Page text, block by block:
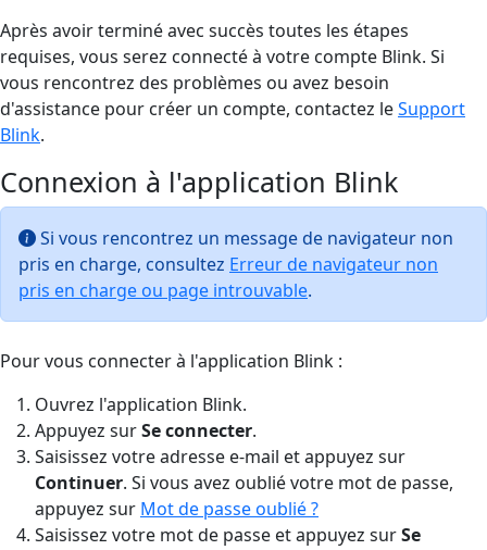
Après avoir terminé avec succès toutes les étapes
requises, vous serez connecté à votre compte Blink. Si
vous rencontrez des problèmes ou avez besoin
d'assistance pour créer un compte, contactez leSupport
Blink.
Connexion à l'application Blink
Si vous rencontrez un message de navigateur non
pris en charge, consultez Erreur de navigateur non
pris en charge ou page introuvable.
Pour vous connecter à l'application Blink :
Ouvrez l'application Blink.
Appuyez surSe connecter.
Saisissez votre adresse e-mail et appuyez sur
Continuer. Si vous avez oublié votre mot de passe,
appuyez sur Mot de passe oublié ?
Saisissez votre mot de passe et appuyez surSe